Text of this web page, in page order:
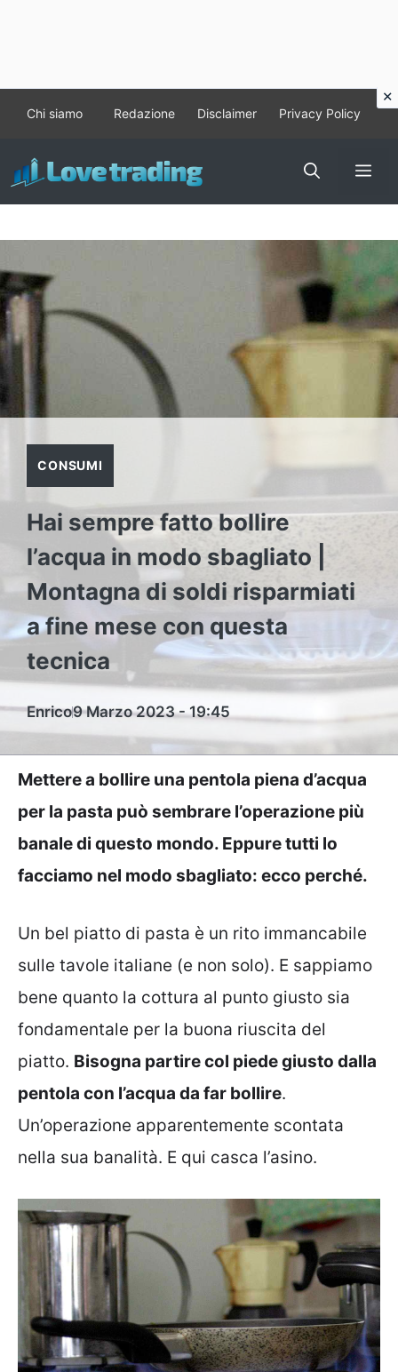
contenuto
Chi siamo Redazione Disclaimer Privacy Policy
CONSUMI
Hai sempre fatto bollire
l’acqua in modo sbagliato |
Montagna di soldi risparmiati
a fine mese con questa
tecnica
Enrico9 Marzo 2023 - 19:45
Mettere a bollire una pentola piena d’acqua
per la pasta può sembrare l’operazione più
banale di questo mondo. Eppure tutti lo
facciamo nel modo sbagliato: ecco perché.
Un bel piatto di pasta è un rito immancabile
sulle tavole italiane (e non solo). E sappiamo
bene quanto la cottura al punto giusto sia
fondamentale per la buona riuscita del
piatto. Bisogna partire col piede giusto dalla
pentola con l’acqua da far bollire.
Un’operazione apparentemente scontata
nella sua banalità. E qui casca l’asino.